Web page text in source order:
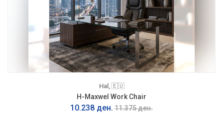
Hal, 🇪🇺
H-Maxwel Work Chair
10.238 ден. 11.375 ден.